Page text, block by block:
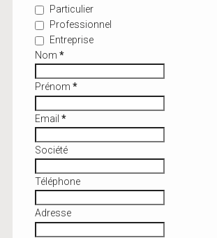
Particulier
Professionnel
Entreprise
Nom *
Prénom *
Email *
Société
Téléphone
Adresse